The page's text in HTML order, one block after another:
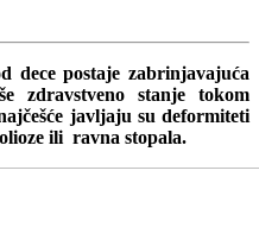
dece postaje zabrinjavajuća
zdravstveno stanje tokom
javljaju su deformiteti
ili ravna stopala.